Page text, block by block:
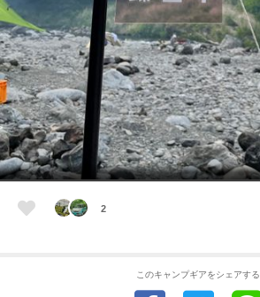
2
このキャンプギアをシェアする